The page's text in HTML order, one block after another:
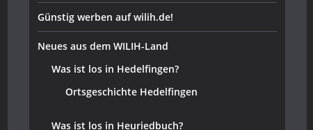
Günstig werben auf wilih.de!
Neues aus dem WILIH-Land
Was ist los in Hedelfingen?
Ortsgeschichte Hedelfingen
Was ist los in Heuriedbuch?